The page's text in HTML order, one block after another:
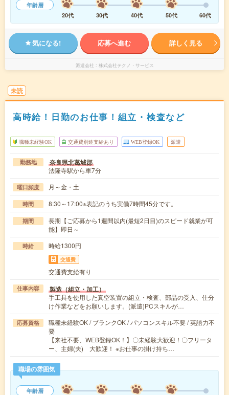
年齢層
20代
30代 40代 50代 60代
気になる! 応募へ進む 詳しく見る
派遣会社 株式会社テクノ・サービス
未読
高時給！日勤のお仕事！組立・検査など
職種未経験OK 交通費別途支給あり WEB登録OK 派遣
勤務地 奈良県北葛城郡
法隆寺駅から車7分
曜日頻度 月～金・土
時間 8:30～17:00※表記のうち実働7時間45分です。
期間
長期【ご応募から1週間以内(最短2日目)のスピード就業が可
能】即日～
時給 時給1300円
交通費
交通費支給有り
仕事内容 製造（組立・加工）
手工具を使用した真空装置の組立・検査、部品の受入、仕分
け作業などをお願いします。(派遣)PCスキルが…
応募資格
職種未経験OK / ブランクOK / パソコンスキル不要 / 英語力不
要
【来社不要、WEB登録OK！】〇未経験大歓迎！〇フリータ
ー、主婦(夫) 大歓迎！ ※お仕事の掛け持ち…
職場の雰囲気
年齢層